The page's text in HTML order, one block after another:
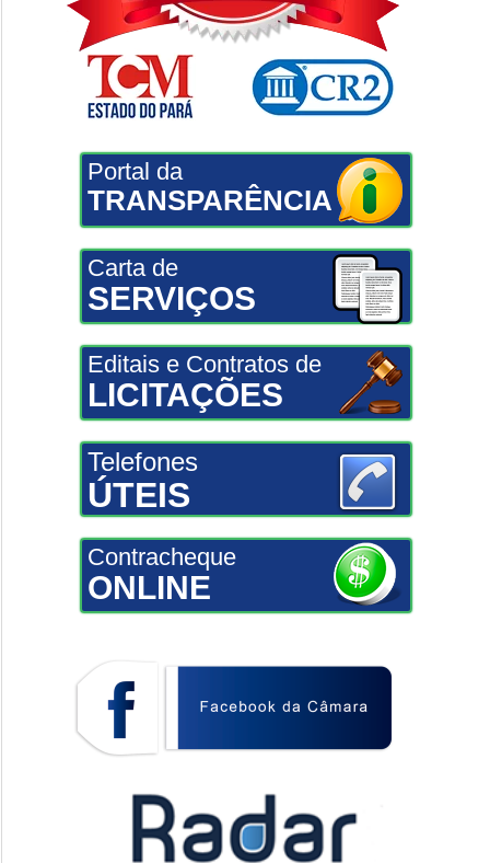
Portal da
TRANSPARÊNCIA
Carta de
SERVIÇOS
Editais e Contratos de
LICITAÇÕES
Telefones
ÚTEIS
Contracheque
ONLINE